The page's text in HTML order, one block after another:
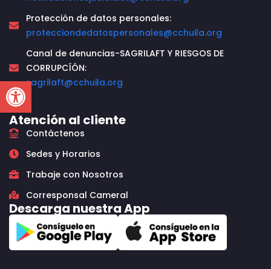
Open toolbar
Protección de datos personales:
protecciondedatospersonales@cchuila.org
Canal de denuncias-SAGRILAFT Y RIESGOS DE
CORRUPCÍÓN:
sagrilaft@cchuila.org
Atención al cliente
Contáctenos
Sedes y Horarios
Trabaje con Nosotros
Corresponsal Cameral
Descarga nuestra App